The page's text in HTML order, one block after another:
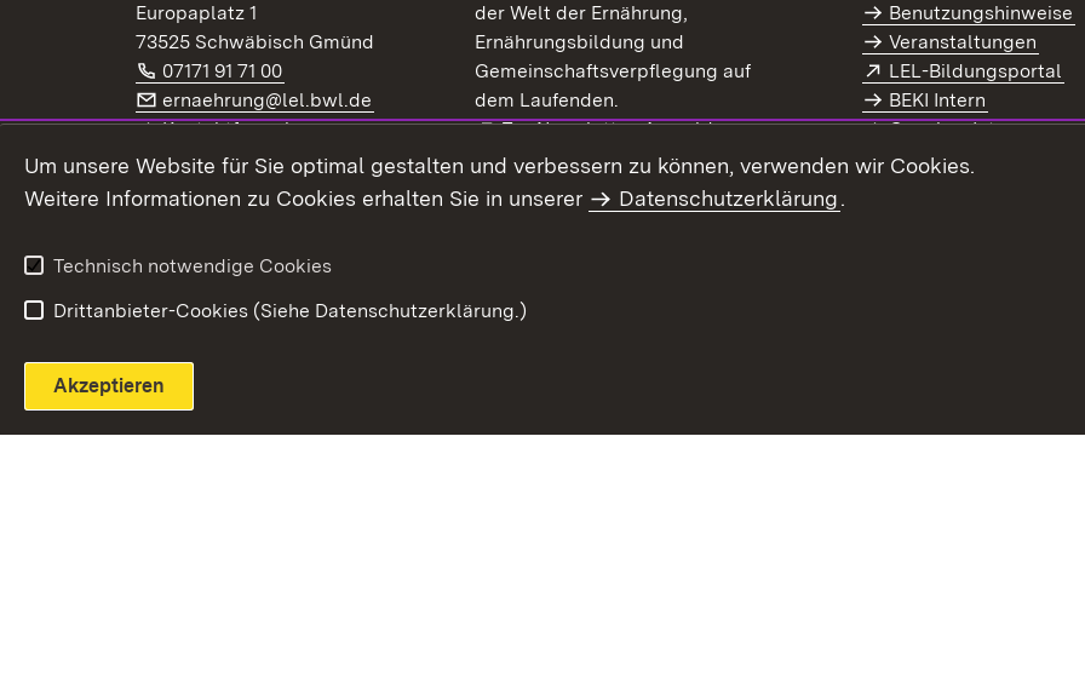
Europaplatz 1
73525 Schwäbisch Gmünd
Telefon:
07171 91 71 00 (Öffnet in neuem Fenster)
E-Mail:
ernaehrung@lel.bwl.de (Öffnet in neuem Fenster)
Kontaktformular
Extern:
LinkedIn (Öffnet in neuem Fenster)
der Welt der Ernährung,
Ernährungsbildung und
Gemeinschaftsverpflegung auf
dem Laufenden.
Extern:
Zur Newsletter-Anmeldung(Öffnet in neuem Fenster)
Newsletter-Archiv
Benutzungshinweise
Veranstaltungen
Extern:
LEL-Bildungsportal
BEKI Intern
Coaches Intern
Intranet
Um unsere Website für Sie optimal gestalten und verbessern zu können, verwenden wir Cookies.
Weitere Informationen zu Cookies erhalten Sie in unserer
Datenschutzerklärung.
Technisch notwendige Cookies
Drittanbieter-Cookies (Siehe Datenschutzerklärung.)
Akzeptieren